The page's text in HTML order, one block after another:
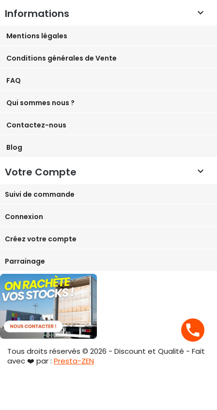
Informations 
Mentions légales
Conditions générales de Vente
FAQ
Qui sommes nous ?
Contactez-nous
Blog
Votre Compte 
Suivi de commande
Connexion
Créez votre compte
Parrainage
Tous droits réservés © 2026 - Discount et Qualité - Fait
avec ❤️ par : Presta-ZEN
phone